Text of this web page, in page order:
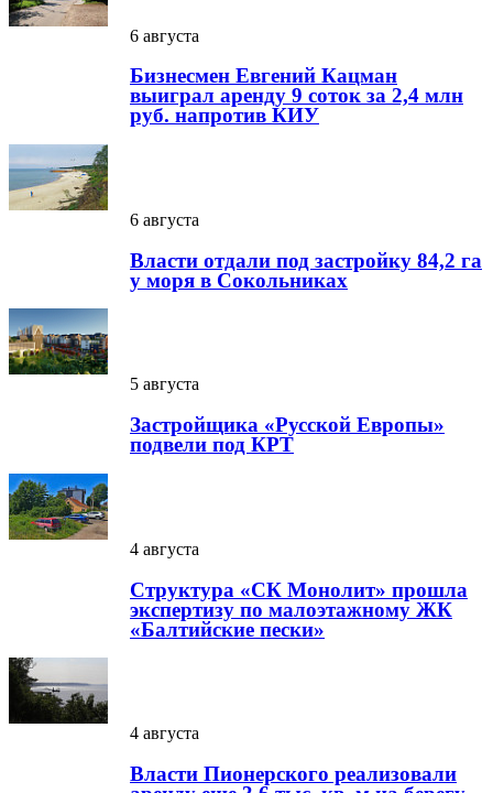
6 августа
Бизнесмен Евгений Кацман
выиграл аренду 9 соток за 2,4 млн
руб. напротив КИУ
6 августа
Власти отдали под застройку 84,2 га
у моря в Сокольниках
5 августа
Застройщика «Русской Европы»
подвели под КРТ
4 августа
Структура «СК Монолит» прошла
экспертизу по малоэтажному ЖК
«Балтийские пески»
4 августа
Власти Пионерского реализовали